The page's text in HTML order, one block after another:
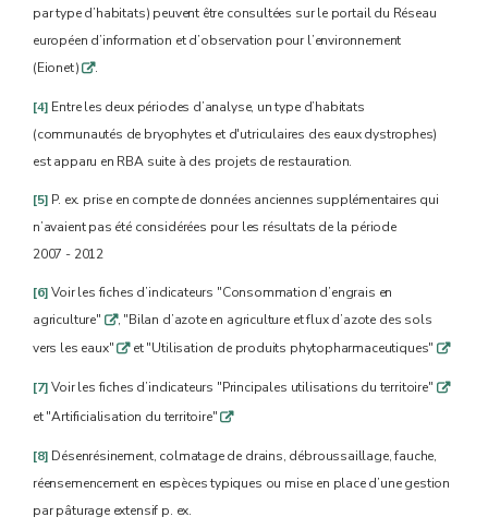
par type d’habitats) peuvent être consultées sur le portail du Réseau
européen d’information et d’observation pour l’environnement
(Eionet)q.
[4] Entre les deux périodes d’analyse, un type d’habitats
(communautés de bryophytes et d'utriculaires des eaux dystrophes)
est apparu en RBA suite à des projets de restauration.
[5] P. ex. prise en compte de données anciennes supplémentaires qui
n’avaient pas été considérées pour les résultats de la période
2007 - 2012
[6]Voir les fiches d’indicateurs "Consommation d’engrais en
agriculture" q, "Bilan d’azote en agriculture et flux d’azote des sols
vers les eaux"qet "Utilisation de produits phytopharmaceutiques" q
[7]Voir les fiches d’indicateurs "Principales utilisations du territoire" q
et "Artificialisation du territoire"q
[8] Désenrésinement, colmatage de drains, débroussaillage, fauche,
réensemencement en espèces typiques ou mise en place d’une gestion
par pâturage extensif p. ex.